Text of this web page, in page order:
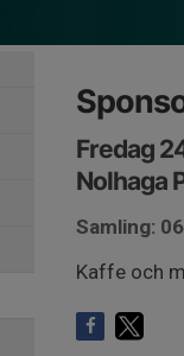
Fredag
Nolhaga
Samling:
Kaffe och